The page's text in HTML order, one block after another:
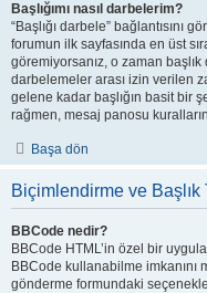
Başlığımı nasıl darbelerim?
“Başlığı darbele” bağlantısını
forumun ilk sayfasında en üst
göremiyorsanız, o zaman
darbelemeler arası izin verilen
gelene kadar başlığın basit bir
rağmen, mesaj panosu
Başa dön
Biçimlendirme ve Başlık
BBCode nedir?
BBCode HTML’in özel bir
BBCode kullanabilme imkanını
gönderme formundaki